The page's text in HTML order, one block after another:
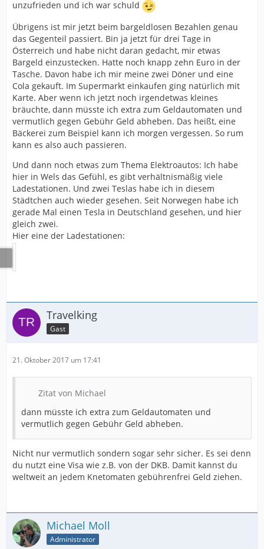
unzufrieden und ich war schuld
Übrigens ist mir jetzt beim bargeldlosen Bezahlen genau
das Gegenteil passiert. Bin ja jetzt für drei Tage in
Österreich und habe nicht daran gedacht, mir etwas
Bargeld einzustecken. Hatte noch knapp zehn Euro in der
Tasche. Davon habe ich mir meine zwei Döner und eine
Cola gekauft. Im Supermarkt einkaufen ging natürlich mit
Karte. Aber wenn ich jetzt noch irgendetwas kleines
bräuchte, dann müsste ich extra zum Geldautomaten und
vermutlich gegen Gebühr Geld abheben. Das heißt, eine
Bäckerei zum Beispiel kann ich morgen vergessen. So rum
kann es also auch passieren.
Und dann noch etwas zum Thema Elektroautos: Ich habe
hier in Wels das Gefühl, es gibt verhältnismäßig viele
Ladestationen. Und zwei Teslas habe ich in diesem
Städtchen auch wieder gesehen. Seit Norwegen habe ich
gerade Mal einen Tesla in Deutschland gesehen, und hier
gleich zwei.
Hier eine der Ladestationen:
Travelking
Gast
21. Oktober 2017 um 17:41
Zitat von Michael
dann müsste ich extra zum Geldautomaten und
vermutlich gegen Gebühr Geld abheben.
Nicht nur vermutlich sondern sogar sehr sicher. Es sei denn
du nutzt eine Visa wie z.B. von der DKB. Damit kannst du
weltweit an jedem Knetomaten gebührenfrei Geld ziehen.
Michael Moll
Administrator